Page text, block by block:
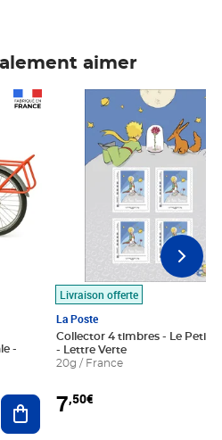
aimer
Ajouter au panier
Livraison offerte
La Poste
Collector 4 timbres - Le Petit
- Lettre Verte
20g / France
7,50€
Prix 7,50€